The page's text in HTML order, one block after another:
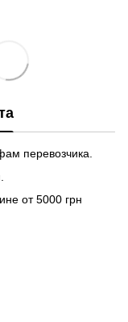
перевозчика.
от 5000 грн